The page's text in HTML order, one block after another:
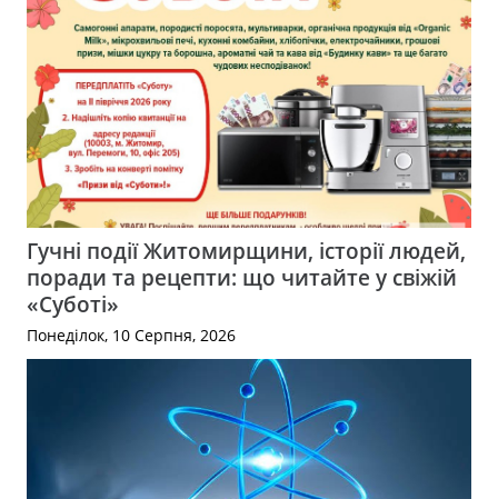
Гучні події Житомирщини, історії людей,
поради та рецепти: що читайте у свіжій
«Суботі»
Понеділок, 10 Серпня, 2026